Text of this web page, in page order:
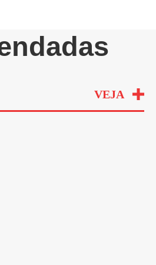
VEJA